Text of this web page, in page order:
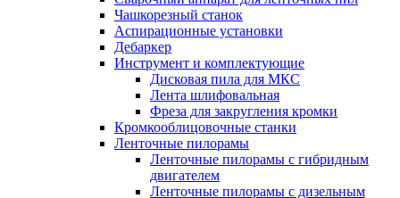
Чашкорезный станок
Аспирационные установки
Дебаркер
Инструмент и комплектующие
Дисковая пила для МКС
Лента шлифовальная
Фреза для закругления кромки
Кромкооблицовочные станки
Ленточные пилорамы
Ленточные пилорамы с гибридным
двигателем
Ленточные пилорамы с дизельным